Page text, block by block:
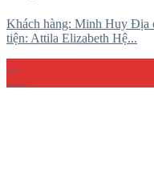
Khách hàng: Minh Huy Địa
tiện: Attila Elizabeth Hệ...